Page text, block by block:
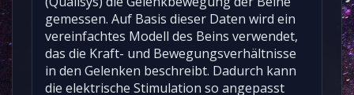
gemessen. Auf Basis dieser Daten wird ein
vereinfachtes Modell des Beins verwendet,
das die Kraft- und Bewegungsverhältnisse
in den Gelenken beschreibt. Dadurch kann
die elektrische Stimulation so angepasst